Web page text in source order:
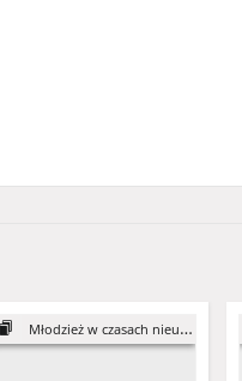
Młodzież w czasach nieufności